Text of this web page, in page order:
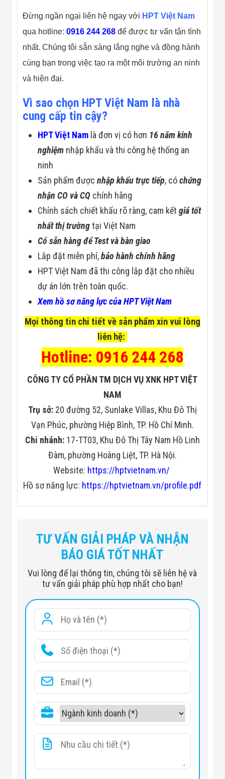
Đừng ngần ngại liên hệ ngay với HPT Việt Nam
qua hotline:0916 244 268 để được tư vấn tận tình
nhất. Chúng tôi sẵn sàng lắng nghe và đồng hành
cùng bạn trong việc tạo ra một môi trường an ninh
và hiện đại.
Vì sao chọn HPT Việt Nam là nhà
cung cấp tin cậy?
HPT Việt Nam là đơn vị có hơn 16 năm kinh
nghiệm nhập khẩu và thi công hệ thống an
ninh
Sản phẩm đượcnhập khẩu trực tiếp, cóchứng
nhận CO và CQ chính hãng
Chính sách chiết khấu rõ ràng, cam kếtgiá tốt
nhất thị trườngtại Việt Nam
Có sẵn hàng để Test và bàn giao
Lắp đặt miễn phí,bảo hành chính hãng
HPT Việt Nam đã thi công lắp đặt cho nhiều
dự án lớn trên toàn quốc.
Xem hồ sơ năng lực của HPT Việt Nam
Mọi thông tin chi tiết về sản phẩm xin vui lòng
liên hệ:
Hotline: 0916 244 268
CÔNG TY CỔ PHẦN TM DỊCH VỤ XNK HPT VIỆT
NAM
Trụ sở: 20 đường 52, Sunlake Villas, Khu Đô Thị
Vạn Phúc, phường Hiệp Bình, TP. Hồ Chí Minh.
Chi nhánh:17-TT03, Khu Đô Thị Tây Nam Hồ Linh
Đàm, phường Hoàng Liệt, TP. Hà Nội.
Website: https://hptvietnam.vn/
Hồ sơ năng lực: https://hptvietnam.vn/profile.pdf
TƯ VẤN GIẢI PHÁP VÀ NHẬN
BÁO GIÁ TỐT NHẤT
Vui lòng để lại thông tin, chúng tôi sẽ liên hệ và
tư vấn giải pháp phù hợp nhất cho bạn!